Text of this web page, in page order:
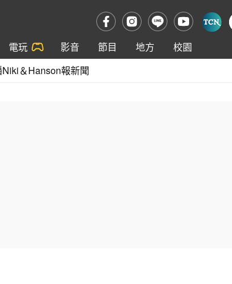
電玩 影音 節目 地方
校園
＆Hanson報新聞